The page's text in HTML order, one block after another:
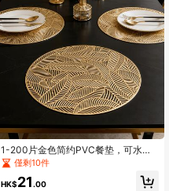
1-200片金色简约PVC餐垫，可水
洗，易清洁，擦拭干净，防滑，餐桌
垫，甜蜜怀旧，优雅餐垫，餐桌布
置，厨房餐垫，节日婚礼装饰
僅剩10件
HK$21 .00